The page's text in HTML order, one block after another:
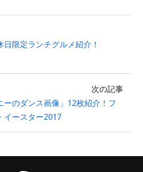
限定ランチグルメ紹介！
次の記事
ーのダンス画像」12枚紹介！フ
イースター2017